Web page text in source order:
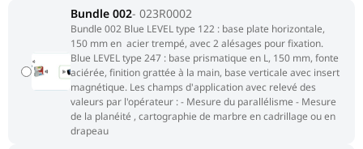
Bundle 002 023R0002
Bundle 002 Blue LEVEL type 122 : base plate horizontale,
150 mm en acier trempé, avec 2 alésages pour fixation.
Blue LEVEL type 247 : base prismatique en L, 150 mm, fonte
aciérée, finition grattée à la main, base verticale avec insert
magnétique. Les champs d'application avec relevé des
valeurs par l'opérateur : - Mesure du parallélisme - Mesure
de la planéité , cartographie de marbre en cadrillage ou en
drapeau